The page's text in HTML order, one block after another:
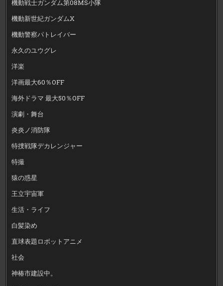
機動戦士ガンダム第08MS小隊
機動新世紀ガンダムX
機動警察パトレイバー
永久のユウグレ
洋楽
洋画最大60％OFF
海外ドラマ 最大50％OFF
演劇・舞台
炎炎ノ消防隊
特捜戦隊デカレンジャー
特撮
猿の惑星
王立宇宙軍
生活・ライフ
白髪染め
直球表題ロボットアニメ
社会
神椿市建設中。